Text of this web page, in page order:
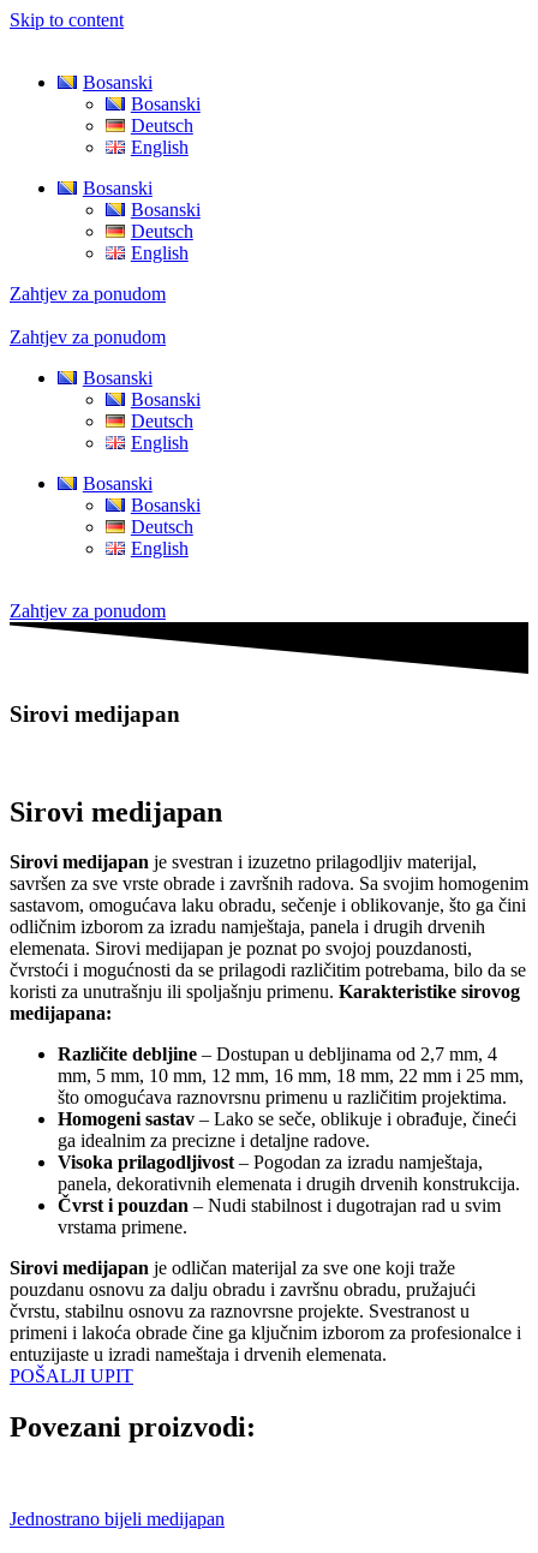
Skip to content
Bosanski
Bosanski
Deutsch
English
Bosanski
Bosanski
Deutsch
English
Zahtjev za ponudom
Zahtjev za ponudom
Bosanski
Bosanski
Deutsch
English
Bosanski
Bosanski
Deutsch
English
Zahtjev za ponudom
Sirovi medijapan
Sirovi medijapan
Sirovi medijapan je svestran i izuzetno prilagodljiv materijal,
savršen za sve vrste obrade i završnih radova. Sa svojim homogenim
sastavom, omogućava laku obradu, sečenje i oblikovanje, što ga čini
odličnim izborom za izradu namještaja, panela i drugih drvenih
elemenata. Sirovi medijapan je poznat po svojoj pouzdanosti,
čvrstoći i mogućnosti da se prilagodi različitim potrebama, bilo da se
koristi za unutrašnju ili spoljašnju primenu. Karakteristike sirovog
medijapana:
Različite debljine – Dostupan u debljinama od 2,7 mm, 4
mm, 5 mm, 10 mm, 12 mm, 16 mm, 18 mm, 22 mm i 25 mm,
što omogućava raznovrsnu primenu u različitim projektima.
Homogeni sastav – Lako se seče, oblikuje i obrađuje, čineći
ga idealnim za precizne i detaljne radove.
Visoka prilagodljivost– Pogodan za izradu namještaja,
panela, dekorativnih elemenata i drugih drvenih konstrukcija.
Čvrst i pouzdan – Nudi stabilnost i dugotrajan rad u svim
vrstama primene.
Sirovi medijapan je odličan materijal za sve one koji traže
pouzdanu osnovu za dalju obradu i završnu obradu, pružajući
čvrstu, stabilnu osnovu za raznovrsne projekte. Svestranost u
primeni i lakoća obrade čine ga ključnim izborom za profesionalce i
entuzijaste u izradi nameštaja i drvenih elemenata.
POŠALJI UPIT
Povezani proizvodi:
Jednostrano bijeli medijapan